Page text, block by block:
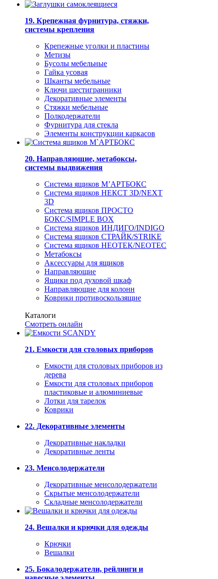
19. Крепежная фурнитура, стяжки,
системы крепления
Крепежные уголки и пластины
Метизы
Бусолы мебельные
Гайка усовая
Шканты мебельные
Ключи шестигранники
Декоративные элементы
Стяжки мебельные
Полкодержатели
Фурнитура для стекла
Элементы конструкции каркасов
20. Направляющие, метабоксы,
системы выдвижения
Система ящиков М’АРТБОКС
Система ящиков НЕКСТ 3D/NEXT
3D
Система ящиков ПРОСТО
БОКС/SIMPLE BOX
Система ящиков ИНДИГО/INDIGO
Система ящиков СТРАЙК/STRIKE
Система ящиков НЕОТЕК/NEOTEC
Метабоксы
Аксессуары для ящиков
Направляющие
Ящики под духовой шкаф
Направляющие для колонн
Коврики противоскользящие
Каталоги
Смотреть онлайн
21. Емкости для столовых приборов
Емкости для столовых приборов из
дерева
Емкости для столовых приборов
пластиковые и алюминиевые
Лотки для тарелок
Коврики
22. Декоративные элементы
Декоративные накладки
Декоративные ленты
23. Менсолодержатели
Декоративные менсолодержатели
Скрытые менсолодержатели
Складные менсолодержатели
24. Вешалки и крючки для одежды
Крючки
Вешалки
25. Бокалодержатели, рейлинги и